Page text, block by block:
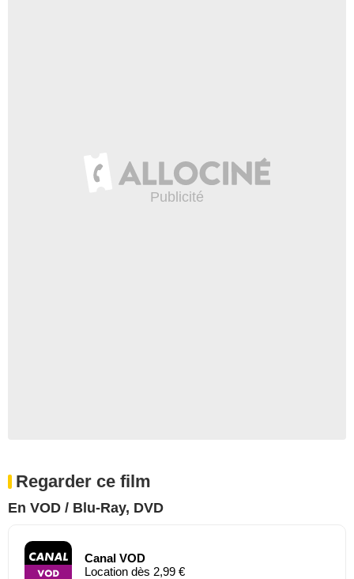
Regarder ce film
En VOD / Blu-Ray, DVD
Canal VOD
Location dès 2,99 €